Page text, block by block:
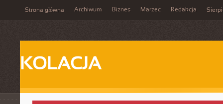
Strona główna Archiwum Biznes Marzec Redakcja
KOLACJA